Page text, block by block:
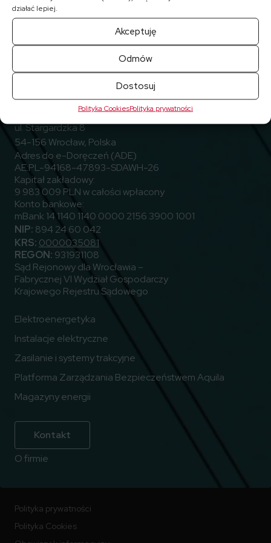
działać lepiej.
Akceptuję
Odmów
Dostosuj
Polityka CookiesPolityka prywatności
Przejdź do Facebook
Przejdź do Linkedin
ELEKTROTIM S.A.
ul. Stargardzka 8
54-156 Wrocław, Polska
Adres do e-Doręczeń (ADE)
AE:PL-94168-47893-SDAWH-26
Kapitał zakładowy:
9 983 009 PLN w całości wpłacony
Konto bankowe:
mBank 14 1140 1140 0000 2156 3900 1001
NIP: 894 24 60 042
KRS: 0000035081
REGON: 931931108
Sąd Rejonowy dla Wrocławia –
Fabrycznej VI Wydział Gospodarczy
Krajowego Rejestru Sądowego
Elektroenergetyka
Instalacje elektryczne
Zasilanie i systemy trakcyjne
Platforma Zarządzania Bezpieczeństwem Aquila
Magazyny energii
Kontakt
O firmie
Polityka prywatności
Polityka Cookies